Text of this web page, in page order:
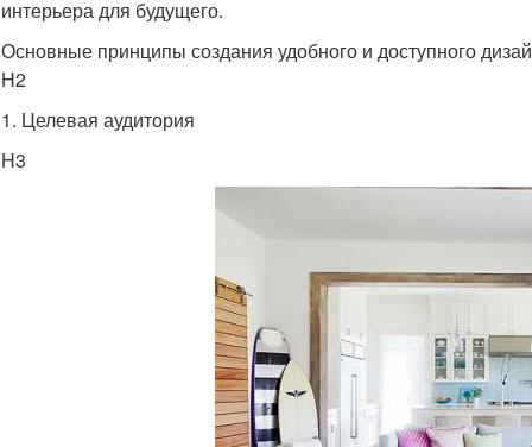
интерьера для будущего.
Основные принципы создания удобного и доступного
H2
1. Целевая аудитория
H3